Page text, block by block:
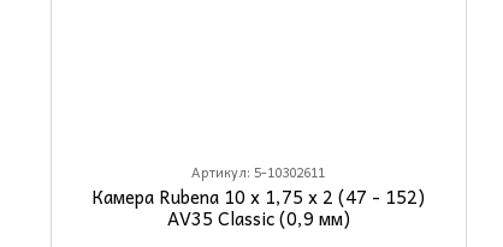
Артикул: 5-10302611
Камера Rubena 10 x 1,75 x 2 (47 - 152)
AV35 Classic (0,9 мм)